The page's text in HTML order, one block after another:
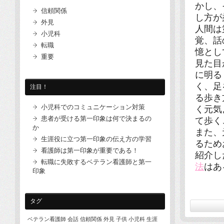
かし
し方
人間
覚、
憶と
見た
に明
く、
る歩
く元
て歩
また
るた
紹介
法は
信頼関係
外見
小児科
転職
重要
注目！
小児科でのコミュニケーション対策
患者が受ける第一印象は何で決まるの
か
生涯役に立つ第一印象の伝え方の学習
看護師は第一印象が重要である！
転職に失敗するベテラン看護師と第一
印象
タグ
ベテラン看護師 会話 信頼関係 外見 子供 小児科 生涯